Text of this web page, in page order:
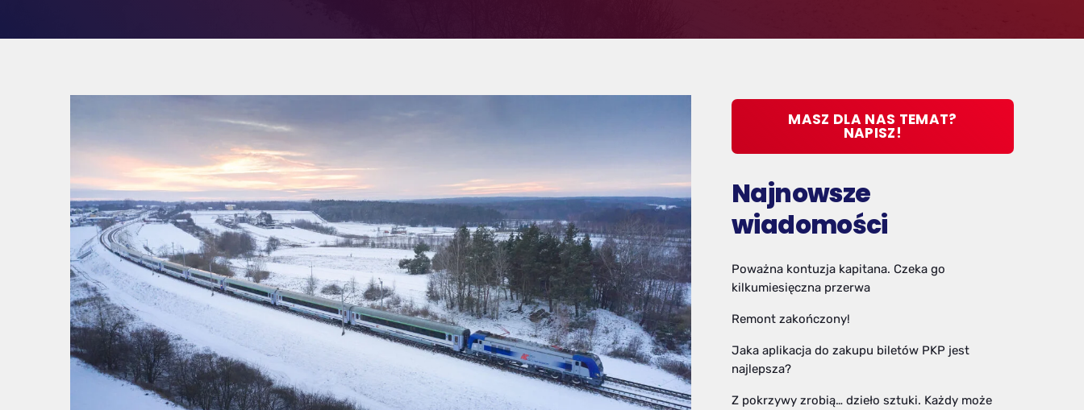
MASZ DLA NAS TEMAT?
NAPISZ!
Najnowsze
wiadomości
Poważna kontuzja kapitana. Czeka go
kilkumiesięczna przerwa
Remont zakończony!
Jaka aplikacja do zakupu biletów PKP jest
najlepsza?
Z pokrzywy zrobią… dzieło sztuki. Każdy może